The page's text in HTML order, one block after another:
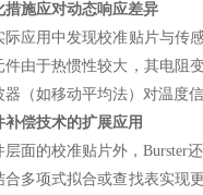
措施应对动态响应差异
用中发现校准贴片与传感
件由于热惯性较大，其电阻
器（如移动平均法）对温度
补偿技术的扩展应用
的校准贴片外，Burster还
合多项式拟合或查找表实现